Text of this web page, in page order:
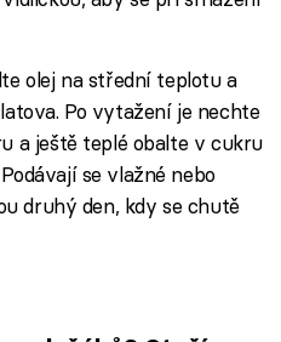
olej na střední teplotu a
Po vytažení je nechte
a ještě teplé obalte v cukru
se vlažné nebo
druhý den, kdy se chutě